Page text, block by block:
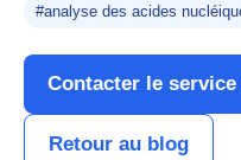
#analyse des acides
Contacter le
Retour au blog